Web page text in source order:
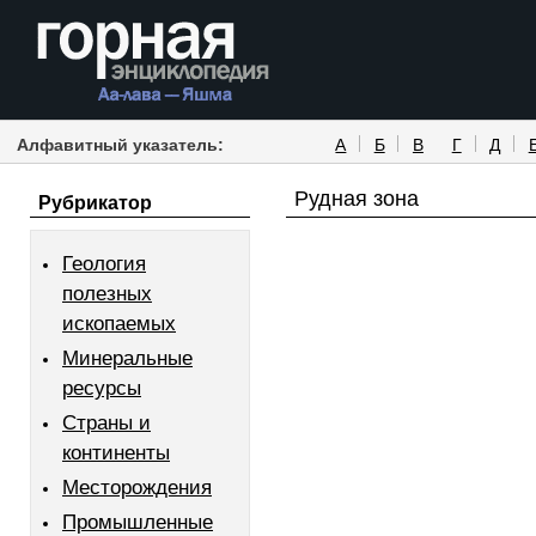
Алфавитный указатель: А Б В Г Д
Рубрикатор
Геология
полезных
ископаемых
Минеральные
ресурсы
Страны и
континенты
Месторождения
Промышленные
Рудная зона